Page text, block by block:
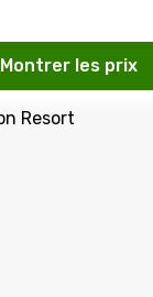
Montrer les prix